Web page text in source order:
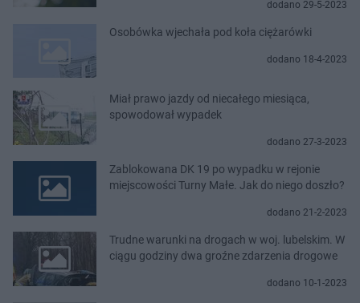
dodano 29-5-2023
Osobówka wjechała pod koła ciężarówki
dodano 18-4-2023
Miał prawo jazdy od niecałego miesiąca,
spowodował wypadek
dodano 27-3-2023
Zablokowana DK 19 po wypadku w rejonie
miejscowości Turny Małe. Jak do niego doszło?
dodano 21-2-2023
Trudne warunki na drogach w woj. lubelskim. W
ciągu godziny dwa groźne zdarzenia drogowe
dodano 10-1-2023